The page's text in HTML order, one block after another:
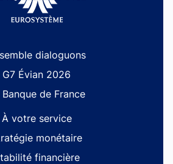
dialoguons
G7 Évian 2026
Banque de France
À votre service
monétaire
financière